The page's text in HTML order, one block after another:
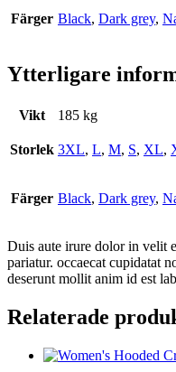
Färger Black, Dark grey,
Ytterligare
Vikt 185 kg
Storlek 3XL, L, M, S, XL,
Färger Black, Dark grey,
Duis aute irure dolor in velit
pariatur. occaecat cupidatat
deserunt mollit anim id est
Relaterade